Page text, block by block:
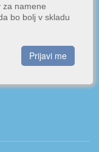
za namene
bo bolj v skladu
Prijavi me